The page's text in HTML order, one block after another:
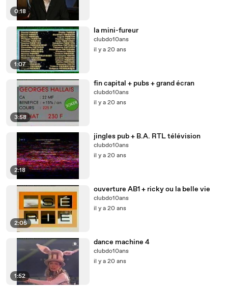
0:18
1:07
la mini-fureur
clubdo10ans
il y a 20 ans
3:58
fin capital + pubs + grand écran
clubdo10ans
il y a 20 ans
2:18
jingles pub + B.A. RTL télévision
clubdo10ans
il y a 20 ans
2:05
ouverture AB1 + ricky ou la belle vie
clubdo10ans
il y a 20 ans
1:52
dance machine 4
clubdo10ans
il y a 20 ans